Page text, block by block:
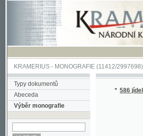
KRAMERIUS-MONOGRAFIE(11412/2997698) -5
Typy dokumentů
Abeceda
Výběr monografie
Pokročilé vyhledávání